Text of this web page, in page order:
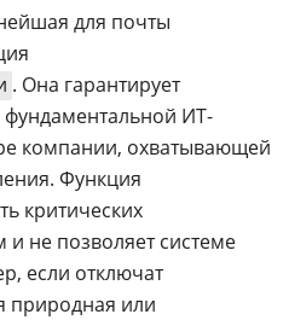
для почты
. Она гарантирует
фундаментальной ИТ-
компании, охватывающей
Функция
критических
не позволяет системе
если отключат
природная или